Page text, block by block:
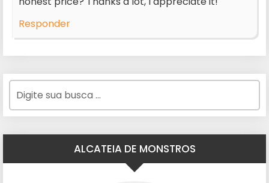
Responder
ALCATEIA DE MONSTROS